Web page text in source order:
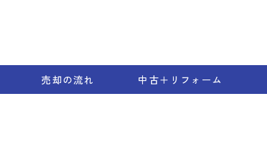
売却の流れ 中古＋リフォーム